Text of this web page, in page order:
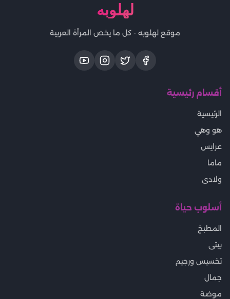
لهلوبه
موقع لهلوبه - كل ما يخص المرأة العربية
أقسام رئيسية
الرئيسية
هو وهي
عرايس
ماما
ولادى
أسلوب حياة
المطبخ
بيتى
تخسيس ورجيم
جمال
موضة